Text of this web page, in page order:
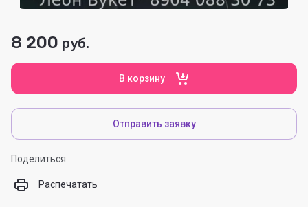
8 200 руб.
В корзину
Отправить заявку
Поделиться
Распечатать